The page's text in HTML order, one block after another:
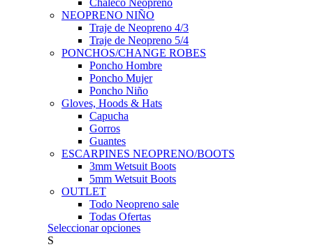
Chaleco Neopreno
NEOPRENO NIÑO
Traje de Neopreno 4/3
Traje de Neopreno 5/4
PONCHOS/CHANGE ROBES
Poncho Hombre
Poncho Mujer
Poncho Niño
Gloves, Hoods & Hats
Capucha
Gorros
Guantes
ESCARPINES NEOPRENO/BOOTS
3mm Wetsuit Boots
5mm Wetsuit Boots
OUTLET
Todo Neopreno sale
Todas Ofertas
Seleccionar opcionesEste
S